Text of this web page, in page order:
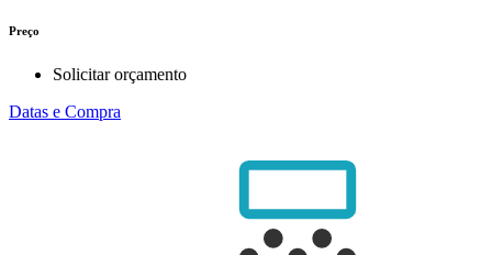
Preço
Solicitar orçamento
Datas e Compra